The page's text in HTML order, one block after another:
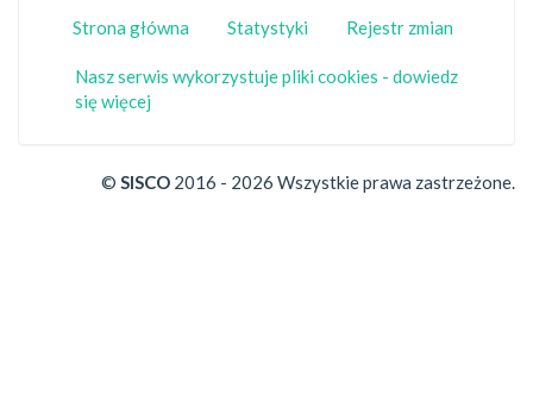
Strona główna Statystyki Rejestr zmian
Nasz serwis wykorzystuje pliki cookies - dowiedz
się więcej
© SISCO 2016 - 2026 Wszystkie prawa zastrzeżone.